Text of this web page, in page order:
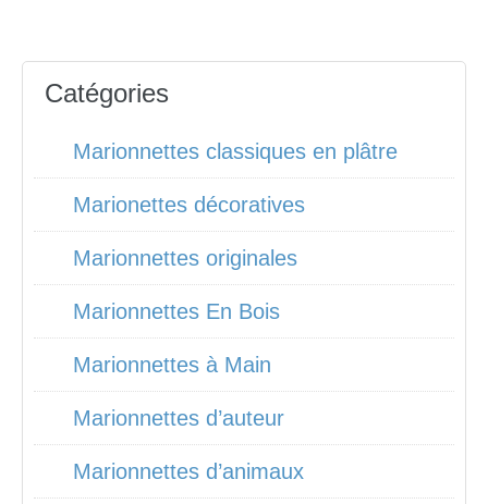
Catégories
Marionnettes classiques en plâtre
Marionettes décoratives
Marionnettes originales
Marionnettes En Bois
Marionnettes à Main
Marionnettes d’auteur
Marionnettes d’animaux